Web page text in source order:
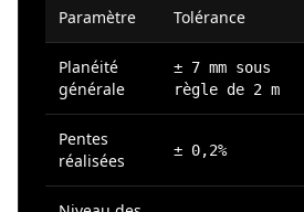
Paramètre Tolérance
Planéité
générale
± 7 mm sous
règle de 2 m
Pentes
réalisées
± 0,2%